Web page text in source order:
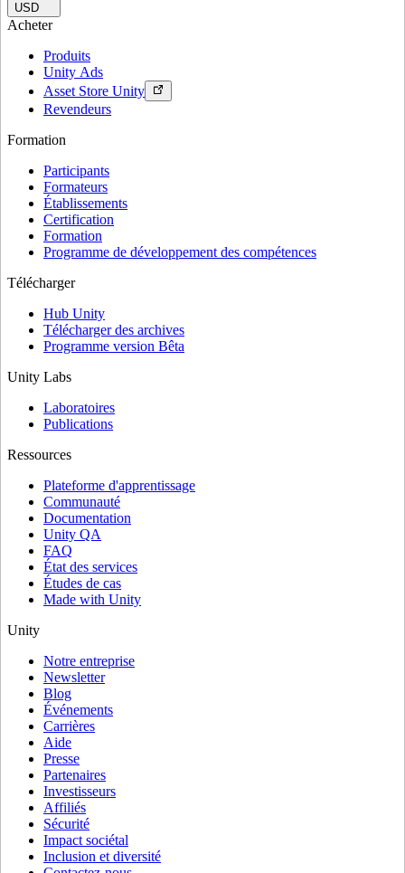
USD
Acheter
Produits
Unity Ads
Asset Store Unity
Revendeurs
Formation
Participants
Formateurs
Établissements
Certification
Formation
Programme de développement des compétences
Télécharger
Hub Unity
Télécharger des archives
Programme version Bêta
Unity Labs
Laboratoires
Publications
Ressources
Plateforme d'apprentissage
Communauté
Documentation
Unity QA
FAQ
État des services
Études de cas
Made with Unity
Unity
Notre entreprise
Newsletter
Blog
Événements
Carrières
Aide
Presse
Partenaires
Investisseurs
Affiliés
Sécurité
Impact sociétal
Inclusion et diversité